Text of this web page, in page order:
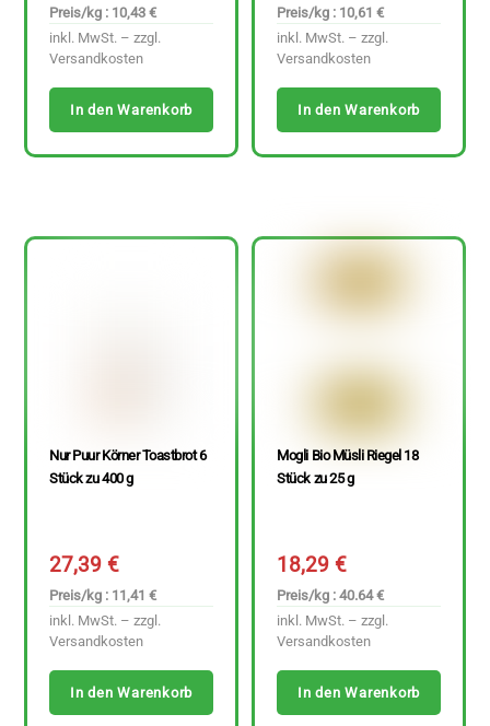
Preis/kg : 10,43 €
inkl. MwSt. – zzgl.
Versandkosten
In den Warenkorb
Preis/kg : 10,61 €
inkl. MwSt. – zzgl.
Versandkosten
In den Warenkorb
Nur Puur Körner Toastbrot 6
Stück zu 400 g
27,39€
Preis/kg : 11,41 €
inkl. MwSt. – zzgl.
Versandkosten
In den Warenkorb
Mogli Bio Müsli Riegel 18
Stück zu 25 g
18,29€
Preis/kg : 40.64 €
inkl. MwSt. – zzgl.
Versandkosten
In den Warenkorb